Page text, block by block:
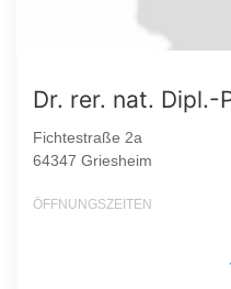
Dr. rer. nat. Dipl.-
Fichtestraße 2a
64347 Griesheim
ÖFFNUNGSZEITEN